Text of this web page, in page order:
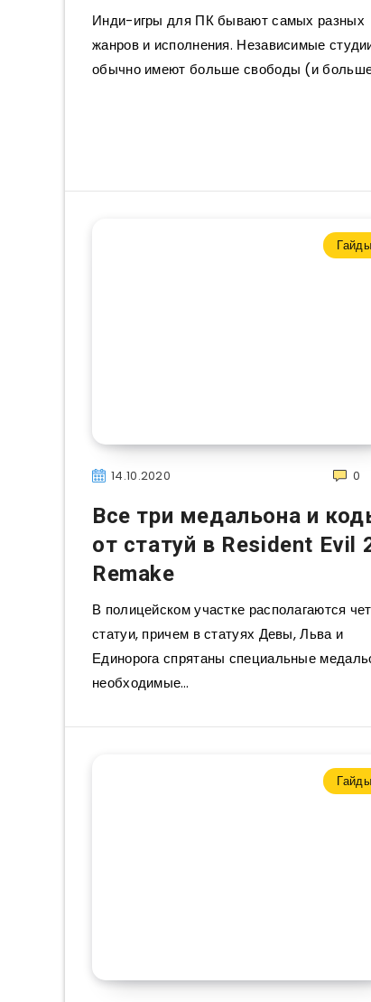
Инди-игры для ПК бывают самых разных
жанров и исполнения. Независимые
обычно имеют больше свободы (и
Гайды
14.10.2020 0
Все три медальона и
от статуй в Resident Evil
Remake
В полицейском участке располагаются
статуи, причем в статуях Девы, Льва и
Единорога спрятаны специальные
необходимые…
Гайды